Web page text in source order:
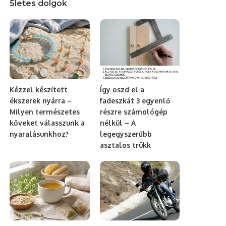
5letes dolgok
Kézzel készített
ékszerek nyárra –
Milyen természetes
köveket válasszunk a
nyaralásunkhoz?
Így oszd el a
fadeszkát 3 egyenlő
részre számológép
nélkül – A
legegyszerűbb
asztalos trükk